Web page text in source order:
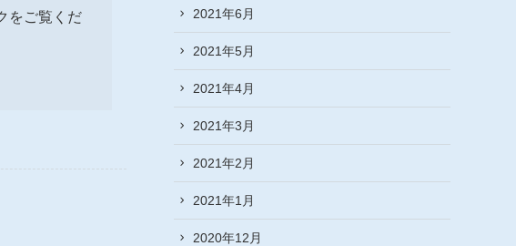
をご覧くだ
2021年6月
2021年5月
2021年4月
2021年3月
2021年2月
2021年1月
2020年12月